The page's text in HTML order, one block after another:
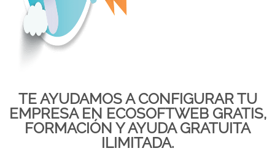
TE AYUDAMOS A CONFIGURAR TU
EMPRESA EN ECOSOFTWEB GRATIS,
FORMACIÓN Y AYUDA GRATUITA
ILIMITADA.